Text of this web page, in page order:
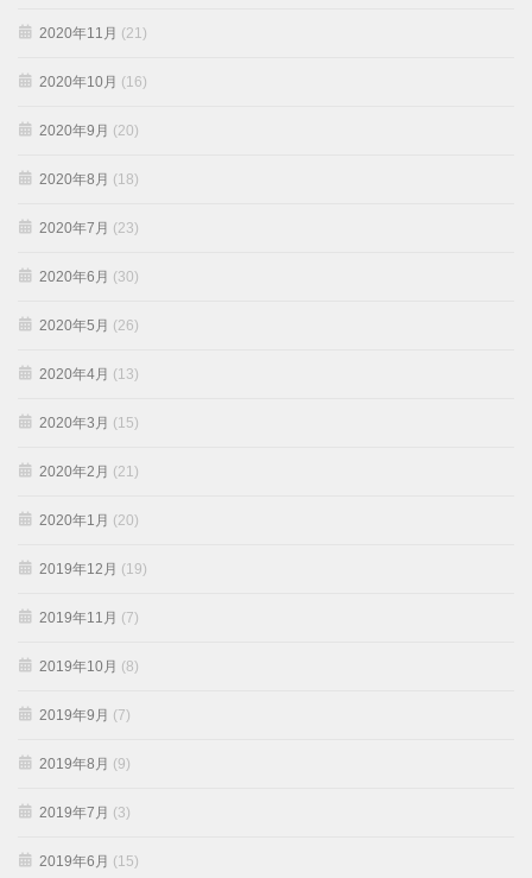
2020年11月 (21)
2020年10月 (16)
2020年9月 (20)
2020年8月 (18)
2020年7月 (23)
2020年6月 (30)
2020年5月 (26)
2020年4月 (13)
2020年3月 (15)
2020年2月 (21)
2020年1月 (20)
2019年12月 (19)
2019年11月 (7)
2019年10月 (8)
2019年9月 (7)
2019年8月 (9)
2019年7月 (3)
2019年6月 (15)